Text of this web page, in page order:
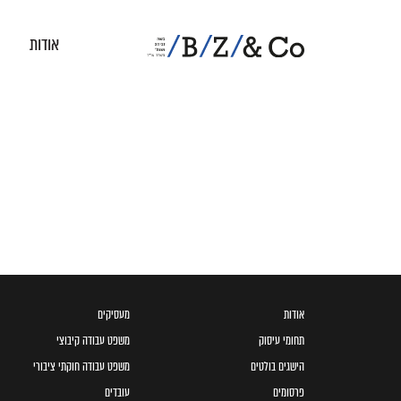
אודות
אודות
תחומי עיסוק
הישגים בולטים
פרסומים
מעסיקים
משפט עבודה קיבוצי
משפט עבודה חוקתי ציבורי
עובדים